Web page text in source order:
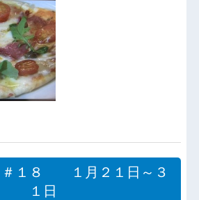
＃１８ １月２１日～３
１日